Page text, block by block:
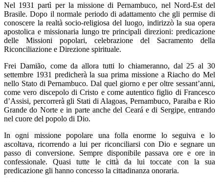
Nel 1931 partì per la missione di Pernambuco, nel Nord-Est del
Brasile. Dopo il normale periodo di adattamento che gli permise di
conoscere la realtà socio-religiosa del luogo, indirizzò la sua opera
apostolica e missionaria lungo tre principali direzioni: predicazione
delle Missioni popolari, celebrazione del Sacramento della
Riconciliazione e Direzione spirituale.
Frei Damião, come da allora tutti lo chiameranno, dal 25 al 30
settembre 1931 predicherà la sua prima missione a Riacho do Mel
nello Stato di Pernambuco. Dal quel giorno e per oltre sessant’anni,
come vero discepolo di Cristo e come autentico figlio di Francesco
d’Assisi, percorrerà gli Stati di Alagoas, Pernambuco, Paraiba e Rio
Grande do Norte e in parte anche del Ceará e di Sergipe, entrando
nel cuore del popolo di Dio.
In ogni missione popolare una folla enorme lo seguiva e lo
ascoltava, ricorrendo a lui per riconciliarsi con Dio e segnare un
passo di conversione. Sempre disponibile passava ore e ore in
confessionale. Quasi tutte le città da lui toccate con la sua
predicazione gli hanno concesso la cittadinanza onoraria.